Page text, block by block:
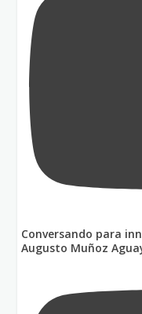
Conversando para
Augusto Muñoz